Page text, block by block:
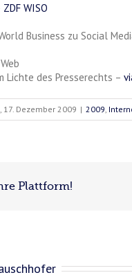
ZDF WISO
Business zu Social
Lichte des Presserechts –
17. Dezember 2009 | 2009
Plattform!